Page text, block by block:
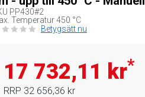
PP430#2
Temperatur 450 °C
Betygsätt nu
17 732,11 kr*
RRP 32 656,36 kr